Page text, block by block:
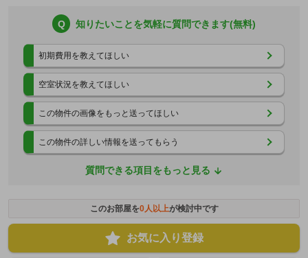
Q 知りたいことを気軽に質問できます(無料)
初期費用を教えてほしい
空室状況を教えてほしい
この物件の画像をもっと送ってほしい
この物件の詳しい情報を送ってもらう
質問できる項目をもっと見る
このお部屋を0人以上が検討中です
お気に入り登録